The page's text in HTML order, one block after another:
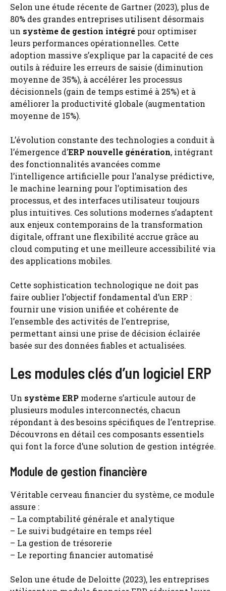
Selon une étude récente de Gartner (2023), plus de
80% des grandes entreprises utilisent désormais
un système de gestion intégré pour optimiser
leurs performances opérationnelles. Cette
adoption massive s’explique par la capacité de ces
outils à réduire les erreurs de saisie (diminution
moyenne de 35%), à accélérer les processus
décisionnels (gain de temps estimé à 25%) et à
améliorer la productivité globale (augmentation
moyenne de 15%).
L’évolution constante des technologies a conduit à
l’émergence d’ERP nouvelle génération, intégrant
des fonctionnalités avancées comme
l’intelligence artificielle pour l’analyse prédictive,
le machine learning pour l’optimisation des
processus, et des interfaces utilisateur toujours
plus intuitives. Ces solutions modernes s’adaptent
aux enjeux contemporains de la transformation
digitale, offrant une flexibilité accrue grâce au
cloud computing et une meilleure accessibilité via
des applications mobiles.
Cette sophistication technologique ne doit pas
faire oublier l’objectif fondamental d’un ERP :
fournir une vision unifiée et cohérente de
l’ensemble des activités de l’entreprise,
permettant ainsi une prise de décision éclairée
basée sur des données fiables et actualisées.
Les modules clés d’un logiciel ERP
Un système ERP moderne s’articule autour de
plusieurs modules interconnectés, chacun
répondant à des besoins spécifiques de l’entreprise.
Découvrons en détail ces composants essentiels
qui font la force d’une solution de gestion intégrée.
Module de gestion financière
Véritable cerveau financier du système, ce module
assure :
– La comptabilité générale et analytique
– Le suivi budgétaire en temps réel
– La gestion de trésorerie
– Le reporting financier automatisé
Selon une étude de Deloitte (2023), les entreprises